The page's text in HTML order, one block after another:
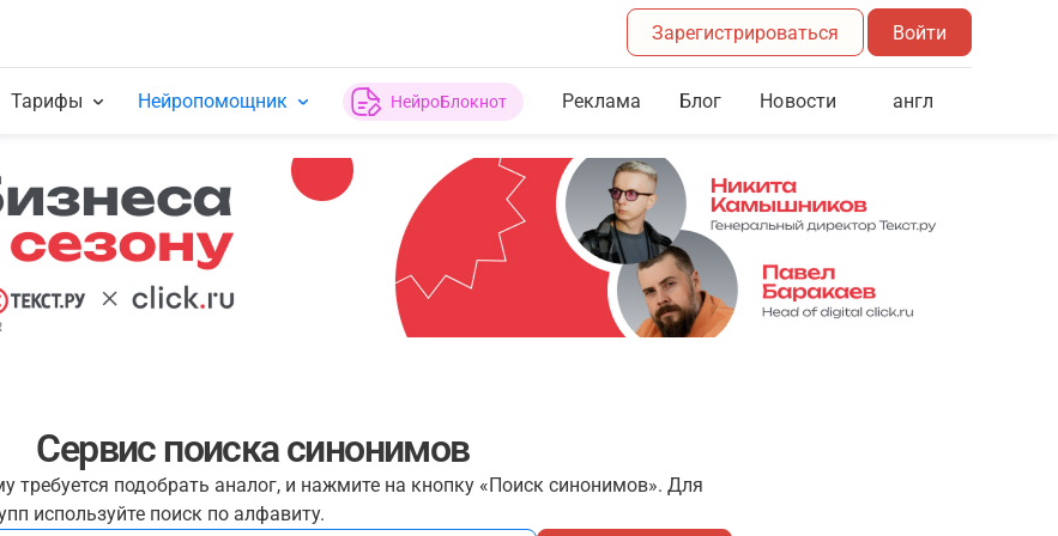
Зарегистрироваться Войти
Тарифы Нейропомощник НейроБлокнот Реклама Блог Новости англ
Сервис поиска синонимов
требуется подобрать аналог, и нажмите на кнопку «Поиск синонимов». Для
используйте поиск по алфавиту.